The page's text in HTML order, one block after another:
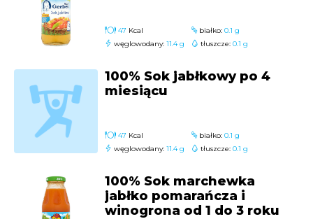
47 Kcal
węglowodany: 11.4 g
białko: 0.1 g
tłuszcze: 0.1 g
100% Sok jabłkowy po 4
miesiącu
47 Kcal
węglowodany: 11.4 g
białko: 0.1 g
tłuszcze: 0.1 g
100% Sok marchewka
jabłko pomarańcza i
winogrona od 1 do 3 roku